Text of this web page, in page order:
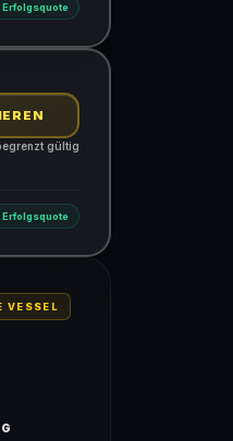
Erfolgsquote
gültig
Erfolgsquote
VESSEL